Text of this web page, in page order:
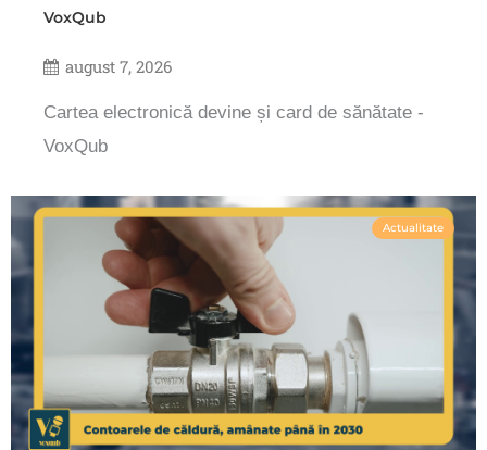
VoxQub
august 7, 2026
Cartea electronică devine și card de sănătate -
VoxQub
Actualitate